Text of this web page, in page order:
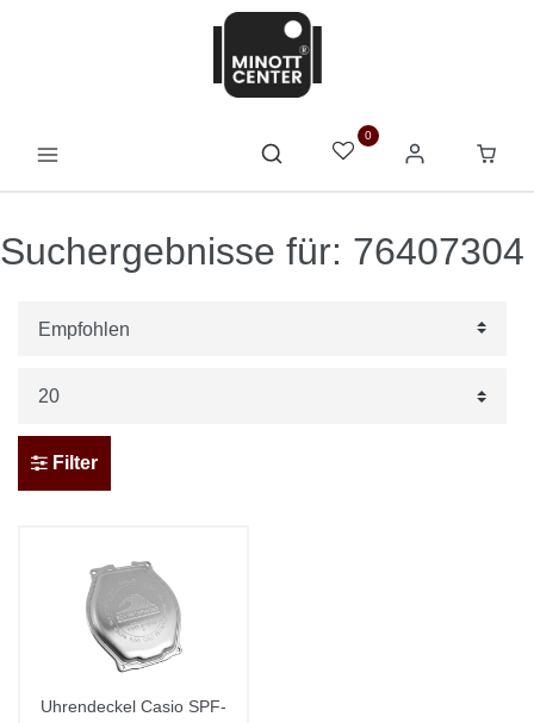
0
Suchergebnisse für: 76407304
Filter
Uhrendeckel Casio SPF-